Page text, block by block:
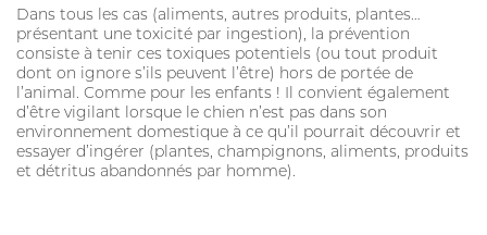
Dans tous les cas (aliments, autres produits, plantes…
présentant une toxicité par ingestion), la prévention
consiste à tenir ces toxiques potentiels (ou tout produit
dont on ignore s’ils peuvent l’être) hors de portée de
l’animal. Comme pour les enfants ! Il convient également
d’être vigilant lorsque le chien n’est pas dans son
environnement domestique à ce qu’il pourrait découvrir et
essayer d’ingérer (plantes, champignons, aliments, produits
et détritus abandonnés par homme).